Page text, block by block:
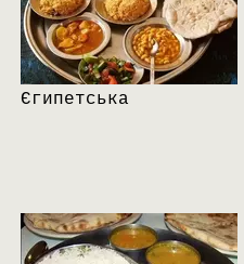
Єгипетська